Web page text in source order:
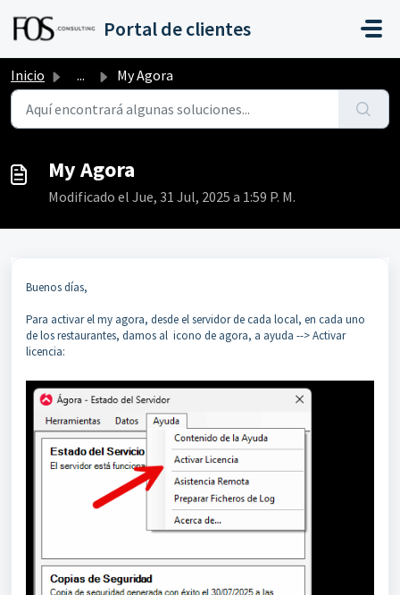
Portal de clientes
Inicio ... My Agora
My Agora
Modificado el Jue, 31 Jul, 2025 a 1:59 P. M.
Buenos días,
Para activar el my agora, desde el servidor de cada local, en cada uno
de los restaurantes, damos al icono de agora, a ayuda --> Activar
licencia: